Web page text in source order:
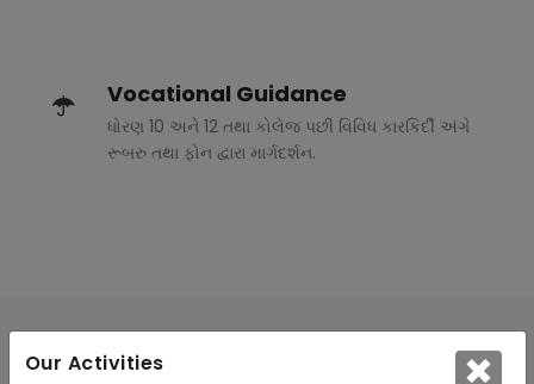
Our Activities
Vocational Guidance
ધોરણ 10 અને 12 તથા કોલેજ પછી વિવિધ કારકિર્દી અંગે
રૂબરુ તથા ફોન દ્વારા માર્ગદર્શન.